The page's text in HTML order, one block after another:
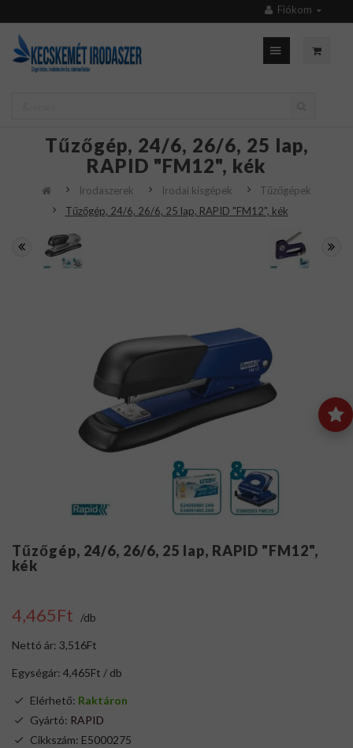
Fiókom
Tűzőgép, 24/6, 26/6, 25 lap,
RAPID "FM12", kék
Irodaszerek Irodai kisgépek
Tűzőgépek
Tűzőgép, 24/6, 26/6, 25 lap, RAPID "FM12", kék
Tűzőgép, 24/6, 26/6, 25 lap, RAPID "FM12",
kék
4,465Ft /db
Nettó ár: 3,516Ft
Egységár: 4,465Ft / db
Elérhető: Raktáron
Gyártó: RAPID
Cikkszám: E5000275